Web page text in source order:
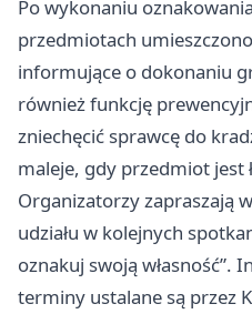
Po wykonaniu
przedmiotach
informujące o dokonaniu
również funkcję
zniechęcić sprawcę do
maleje, gdy przedmiot jest
Organizatorzy zapraszają
udziału w kolejnych
oznakuj swoją własność”.
terminy ustalane są przez